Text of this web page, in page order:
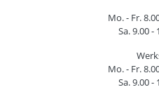
Mo. - Fr.
Sa. 9.00 -
Mo. - Fr.
Sa. 9.00 -